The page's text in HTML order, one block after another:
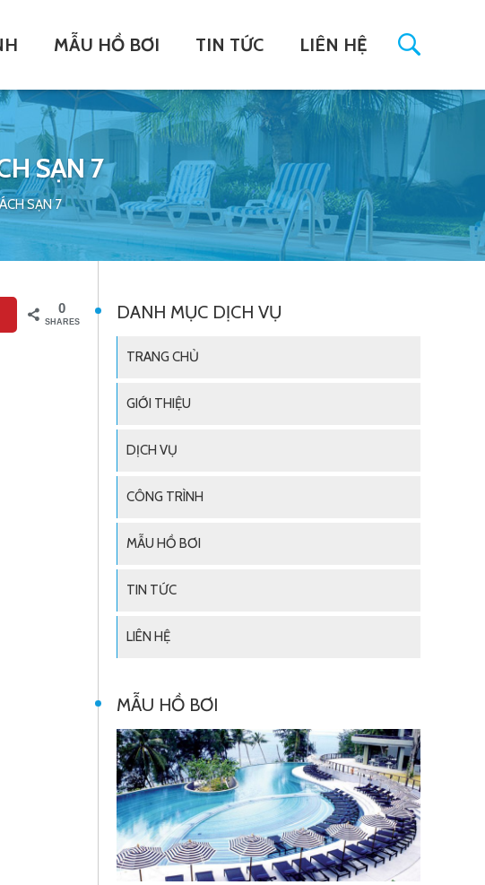
MẪU HỒ BƠI TIN TỨC LIÊN HỆ
SẠN 7
SẠN 7
0
SHARES DANH MỤC DỊCH VỤ
TRANG CHỦ
GIỚI THIỆU
DỊCH VỤ
CÔNG TRÌNH
MẪU HỒ BƠI
TIN TỨC
LIÊN HỆ
MẪU HỒ BƠI